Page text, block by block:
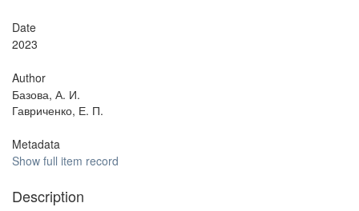
Date
2023
Author
Базова, А. И.
Гавриченко, Е. П.
Metadata
Show full item record
Description